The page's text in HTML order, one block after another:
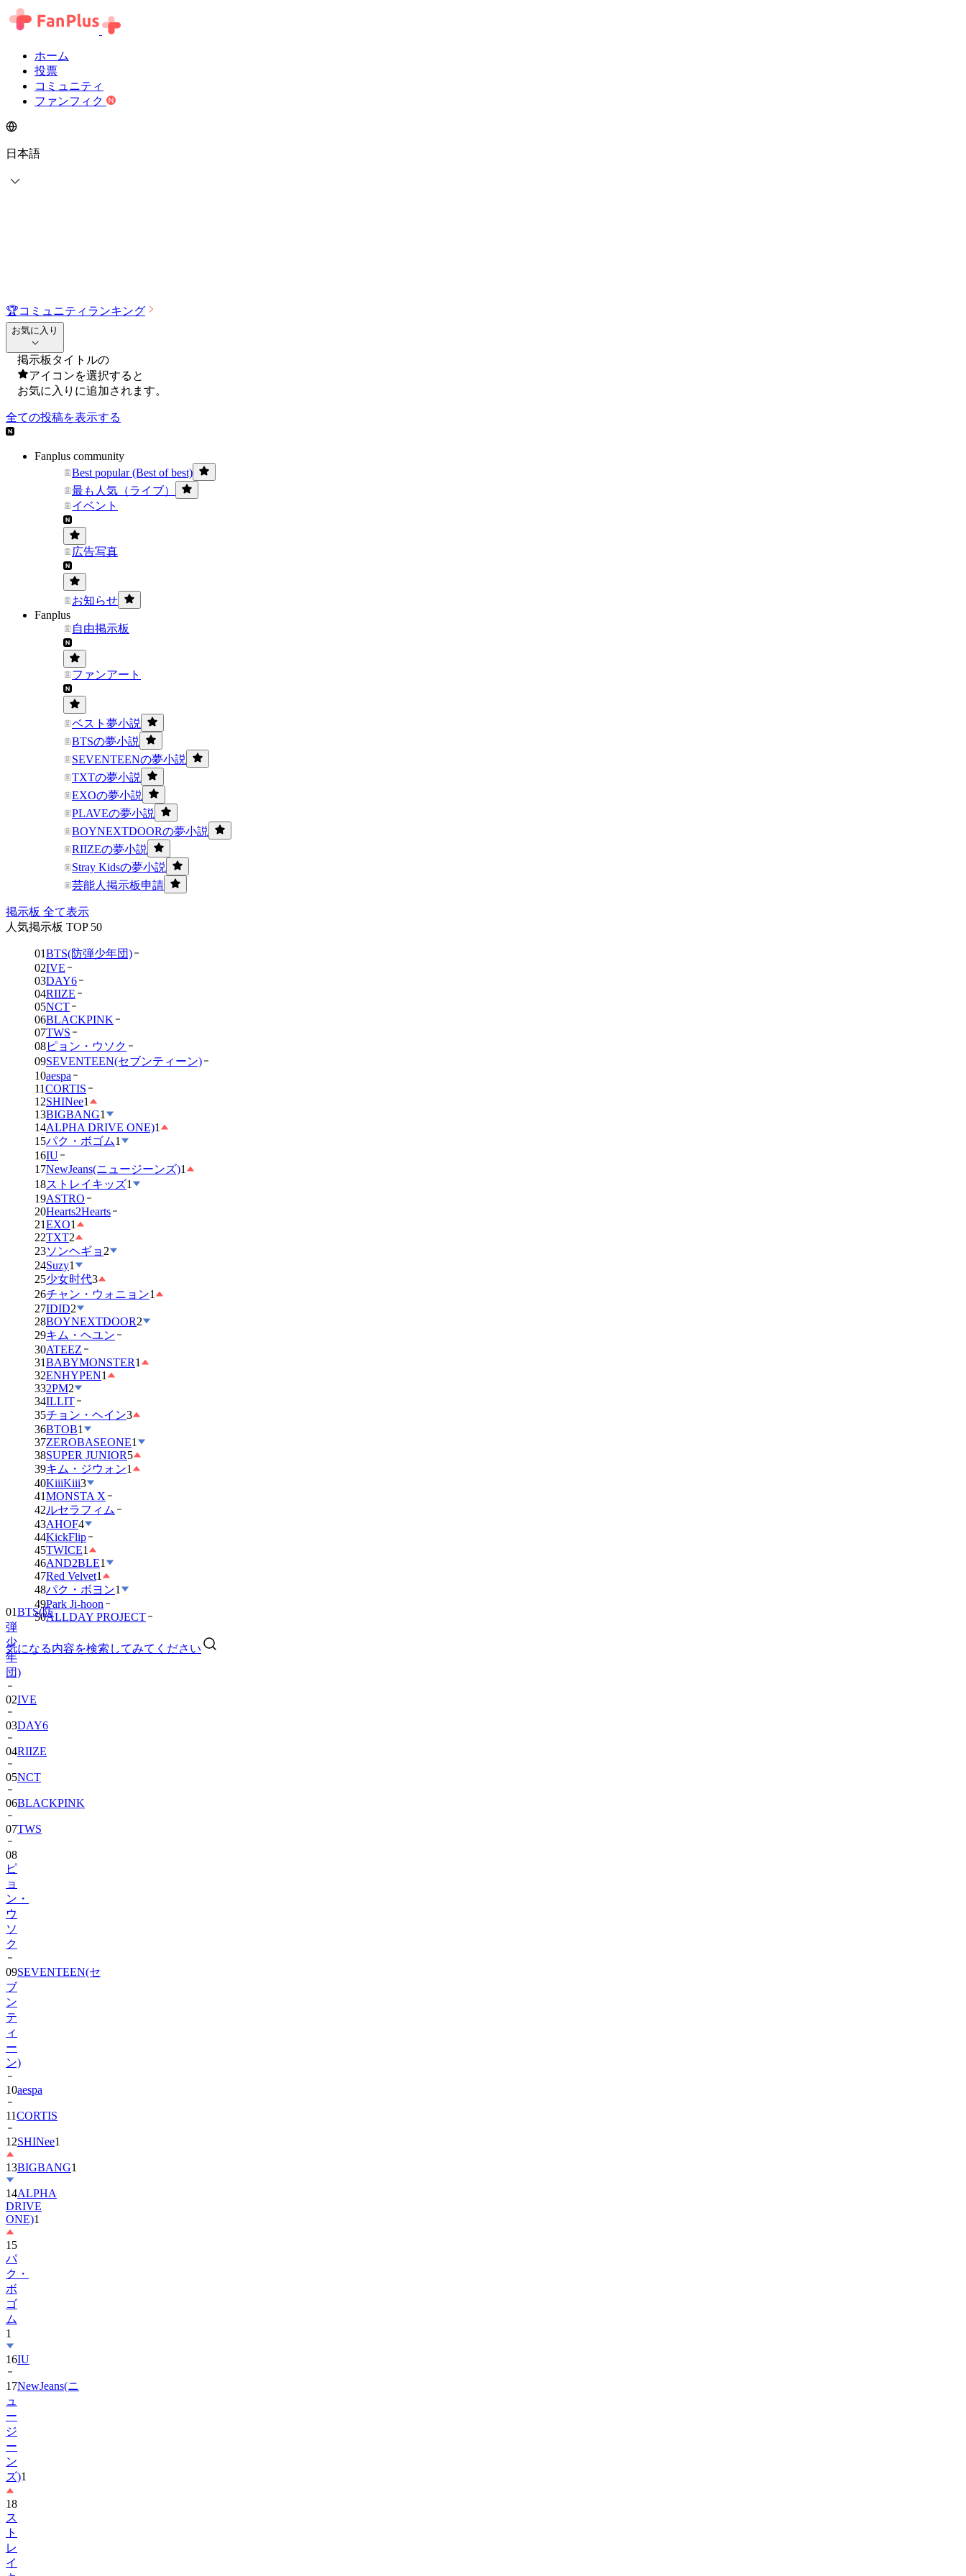
ホーム
投票
コミュニティ
ファンフィク
日本語
🏆コミュニティランキング
お気に入り
掲示板タイトルの
アイコンを選択すると
お気に入りに追加されます。
全ての投稿を表示する
Fanplus community
Best popular (Best of best)
最も人気（ライブ）
イベント
広告写真
お知らせ
Fanplus
自由掲示板
ファンアート
ベスト夢小説
BTSの夢小説
SEVENTEENの夢小説
TXTの夢小説
EXOの夢小説
PLAVEの夢小説
BOYNEXTDOORの夢小説
RIIZEの夢小説
Stray Kidsの夢小説
芸能人掲示板申請
掲示板 全て表示
人気掲示板 TOP 50
01BTS(防弾少年団)
02IVE
03DAY6
04RIIZE
05NCT
06BLACKPINK
07TWS
08ピョン・ウソク
09SEVENTEEN(セブンティーン)
10aespa
11CORTIS
12SHINee1
13BIGBANG1
14ALPHA DRIVE ONE)1
15パク・ボゴム1
16IU
17NewJeans(ニュージーンズ)1
18ストレイキッズ1
19ASTRO
20Hearts2Hearts
21EXO1
22TXT2
23ソンヘギョ 2
24Suzy1
25少女时代3
26チャン・ウォニョン1
27IDID2
28BOYNEXTDOOR2
29キム・ヘユン
30ATEEZ
31BABYMONSTER1
32ENHYPEN1
332PM2
34ILLIT
35チョン・ヘイン3
36BTOB1
37ZEROBASEONE1
38SUPER JUNIOR5
39キム・ジウォン1
40KiiiKiii3
41MONSTA X
42ルセラフィム
43AHOF4
44KickFlip
45TWICE1
46AND2BLE1
47Red Velvet1
48パク・ボヨン1
49Park Ji-hoon
50ALLDAY PROJECT
気になる内容を検索してみてください
01BTS(防
弾
少
年
団)
02IVE
03DAY6
04RIIZE
05NCT
06BLACKPINK
07TWS
08
ピ
ョ
ン・
ウ
ソ
ク
09SEVENTEEN(セ
ブ
ン
テ
ィ
ー
ン)
10aespa
11CORTIS
12SHINee1
13BIGBANG1
14ALPHA
DRIVE
ONE)1
15
パ
ク・
ボ
ゴ
ム
1
16IU
17NewJeans(ニ
ュ
ー
ジ
ー
ン
ズ)1
18
ス
ト
レ
イ